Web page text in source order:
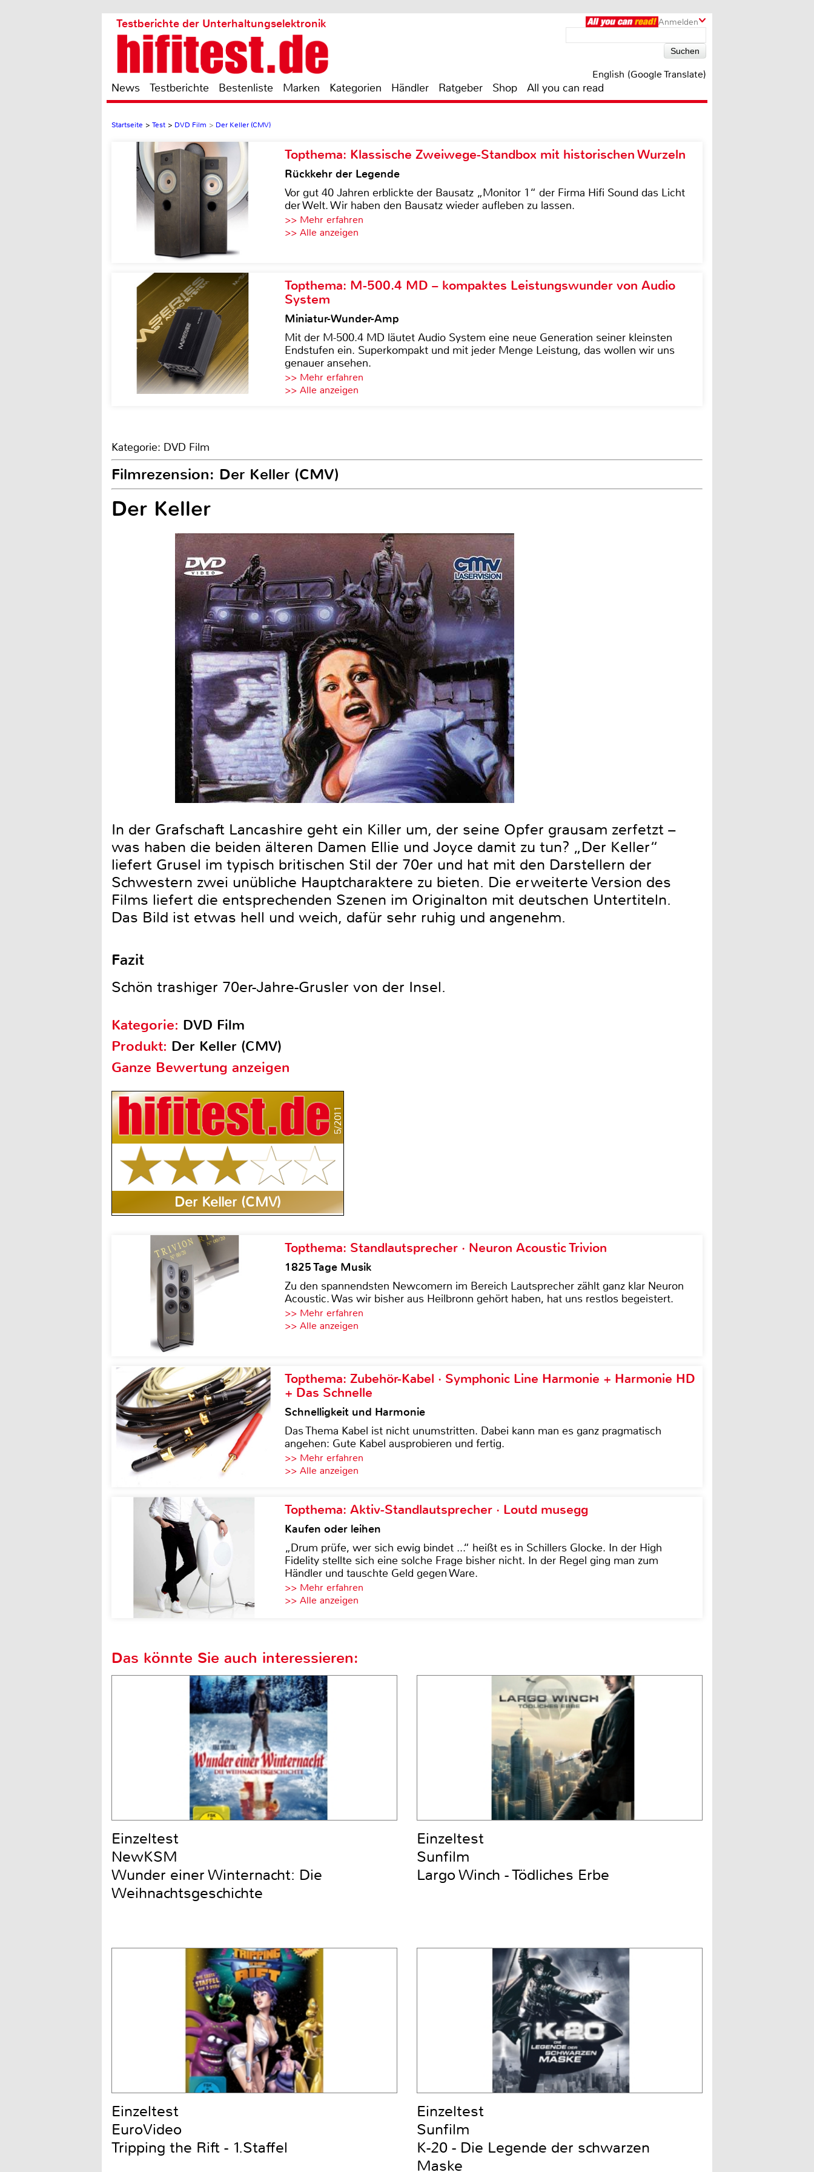
Anmelden
Testberichte der Unterhaltungselektronik
English (Google Translate)
News Testberichte Bestenliste Marken Kategorien Händler Ratgeber Shop All you can read
Startseite > Test > DVD Film > Der Keller (CMV)
Topthema: Klassische Zweiwege-Standbox mit historischen Wurzeln
Rückkehr der Legende
Vor gut 40 Jahren erblickte der Bausatz „Monitor 1“ der Firma Hifi Sound das Licht
der Welt. Wir haben den Bausatz wieder aufleben zu lassen.
>> Mehr erfahren
>> Alle anzeigen
Topthema: M-500.4 MD – kompaktes Leistungswunder von Audio
System
Miniatur-Wunder-Amp
Mit der M-500.4 MD läutet Audio System eine neue Generation seiner kleinsten
Endstufen ein. Superkompakt und mit jeder Menge Leistung, das wollen wir uns
genauer ansehen.
>> Mehr erfahren
>> Alle anzeigen
Kategorie: DVD Film
Filmrezension: Der Keller (CMV)
Der Keller
In der Grafschaft Lancashire geht ein Killer um, der seine Opfer grausam zerfetzt –
was haben die beiden älteren Damen Ellie und Joyce damit zu tun? „Der Keller“
liefert Grusel im typisch britischen Stil der 70er und hat mit den Darstellern der
Schwestern zwei unübliche Hauptcharaktere zu bieten. Die erweiterte Version des
Films liefert die entsprechenden Szenen im Originalton mit deutschen Untertiteln.
Das Bild ist etwas hell und weich, dafür sehr ruhig und angenehm.
Fazit
Schön trashiger 70er-Jahre-Grusler von der Insel.
Kategorie: DVD Film
Produkt: Der Keller (CMV)
Ganze Bewertung anzeigen
5/2011
Der Keller (CMV)
Topthema: Standlautsprecher · Neuron Acoustic Trivion
1825 Tage Musik
Zu den spannendsten Newcomern im Bereich Lautsprecher zählt ganz klar Neuron
Acoustic. Was wir bisher aus Heilbronn gehört haben, hat uns restlos begeistert.
>> Mehr erfahren
>> Alle anzeigen
Topthema: Zubehör-Kabel · Symphonic Line Harmonie + Harmonie HD
+ Das Schnelle
Schnelligkeit und Harmonie
Das Thema Kabel ist nicht unumstritten. Dabei kann man es ganz pragmatisch
angehen: Gute Kabel ausprobieren und fertig.
>> Mehr erfahren
>> Alle anzeigen
Topthema: Aktiv-Standlautsprecher · Loutd musegg
Kaufen oder leihen
„Drum prüfe, wer sich ewig bindet ...“ heißt es in Schillers Glocke. In der High
Fidelity stellte sich eine solche Frage bisher nicht. In der Regel ging man zum
Händler und tauschte Geld gegen Ware.
>> Mehr erfahren
>> Alle anzeigen
Das könnte Sie auch interessieren:
Einzeltest
NewKSM
Wunder einer Winternacht: Die
Weihnachtsgeschichte
Einzeltest
Sunfilm
Largo Winch - Tödliches Erbe
Einzeltest
EuroVideo
Tripping the Rift - 1.Staffel
Einzeltest
Sunfilm
K-20 - Die Legende der schwarzen
Maske